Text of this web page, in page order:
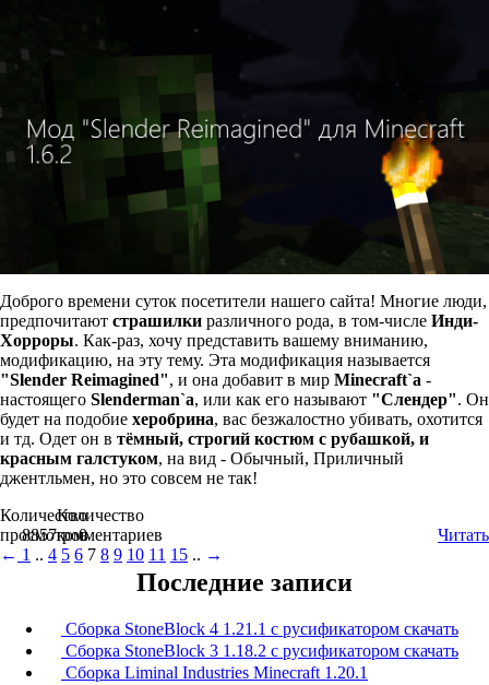
Доброго времени суток посетители нашего сайта! Многие люди,
предпочитают страшилки различного рода, в том-числе Инди-
Хорроры. Как-раз, хочу представить вашему вниманию,
модификацию, на эту тему. Эта модификация называется
"Slender Reimagined", и она добавит в мир Minecraft`a -
настоящего Slenderman`a, или как его называют "Слендер". Он
будет на подобие херобрина, вас безжалостно убивать, охотится
и тд. Одет он в тёмный, строгий костюм с рубашкой, и
красным галстуком, на вид - Обычный, Приличный
джентльмен, но это совсем не так!
Количество
просмотров
8857
Количество
комментариев
0
Читать
← 1 .. 4 5 6 7 8 9 10 11 15 .. →
Последние записи
Сборка StoneBlock 4 1.21.1 с русификатором скачать
Сборка StoneBlock 3 1.18.2 с русификатором скачать
Сборка Liminal Industries Minecraft 1.20.1